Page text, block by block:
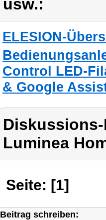
usw.:
ELESION-
Control LED-
& Google
Luminea
Seite: [1]
Beitrag schreiben: